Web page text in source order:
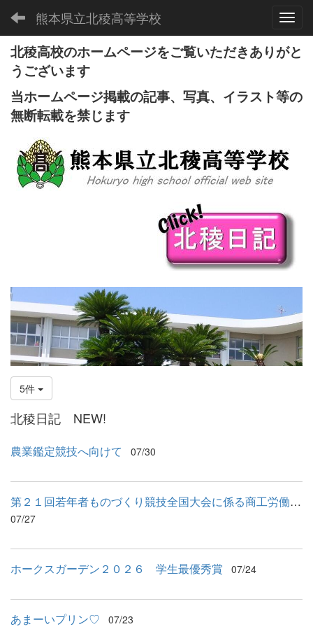
熊本県立北稜高等学校
北稜高校のホームページをご覧いただきありがと
うございます
当ホームページ掲載の記事、写真、イラスト等の
無断転載を禁じます
5件
北稜日記 NEW!
農業鑑定競技へ向けて 07/30
第２１回若年者ものづくり競技全国大会に係る商工労働部長表敬訪問
07/27
ホークスガーデン２０２６ 学生最優秀賞 07/24
あまーいプリン♡ 07/23